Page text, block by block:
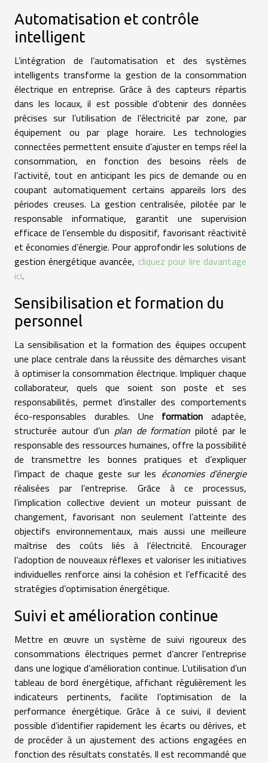
Automatisation et contrôle
intelligent
L’intégration de l’automatisation et des systèmes
intelligents transforme la gestion de la consommation
électrique en entreprise. Grâce à des capteurs répartis
dans les locaux, il est possible d’obtenir des données
précises sur l’utilisation de l’électricité par zone, par
équipement ou par plage horaire. Les technologies
connectées permettent ensuite d’ajuster en temps réel la
consommation, en fonction des besoins réels de
l’activité, tout en anticipant les pics de demande ou en
coupant automatiquement certains appareils lors des
périodes creuses. La gestion centralisée, pilotée par le
responsable informatique, garantit une supervision
efficace de l’ensemble du dispositif, favorisant réactivité
et économies d’énergie. Pour approfondir les solutions de
gestion énergétique avancée, cliquez pour lire davantage
ici.
Sensibilisation et formation du
personnel
La sensibilisation et la formation des équipes occupent
une place centrale dans la réussite des démarches visant
à optimiser la consommation électrique. Impliquer chaque
collaborateur, quels que soient son poste et ses
responsabilités, permet d’installer des comportements
éco-responsables durables. Une formation adaptée,
structurée autour d’un plan de formation piloté par le
responsable des ressources humaines, offre la possibilité
de transmettre les bonnes pratiques et d’expliquer
l’impact de chaque geste sur les économies d’énergie
réalisées par l’entreprise. Grâce à ce processus,
l’implication collective devient un moteur puissant de
changement, favorisant non seulement l’atteinte des
objectifs environnementaux, mais aussi une meilleure
maîtrise des coûts liés à l’électricité. Encourager
l’adoption de nouveaux réflexes et valoriser les initiatives
individuelles renforce ainsi la cohésion et l’efficacité des
stratégies d’optimisation énergétique.
Suivi et amélioration continue
Mettre en œuvre un système de suivi rigoureux des
consommations électriques permet d’ancrer l’entreprise
dans une logique d’amélioration continue. L’utilisation d’un
tableau de bord énergétique, affichant régulièrement les
indicateurs pertinents, facilite l’optimisation de la
performance énergétique. Grâce à ce suivi, il devient
possible d’identifier rapidement les écarts ou dérives, et
de procéder à un ajustement des actions engagées en
fonction des résultats constatés. Il est recommandé que